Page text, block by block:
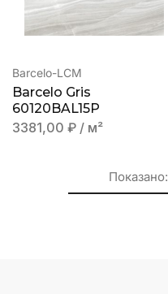
Barcelo-LCM
Barcelo Gris
60120BAL15P
3381,00 ₽ / м²
Показано: